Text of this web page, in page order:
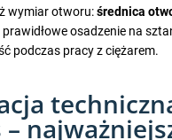
wymiar otworu:średnica
prawidłowe osadzenie na
podczas pracy z ciężarem.